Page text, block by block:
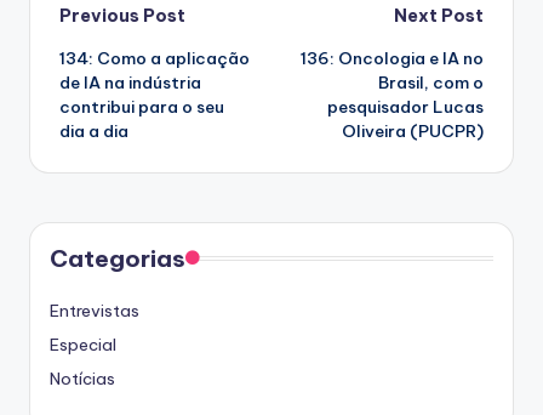
Post
navigation
Previous Post
134: Como a aplicação
de IA na indústria
contribui para o seu
dia a dia
Next Post
136: Oncologia e IA no
Brasil, com o
pesquisador Lucas
Oliveira (PUCPR)
Categorias
Entrevistas
Especial
Notícias